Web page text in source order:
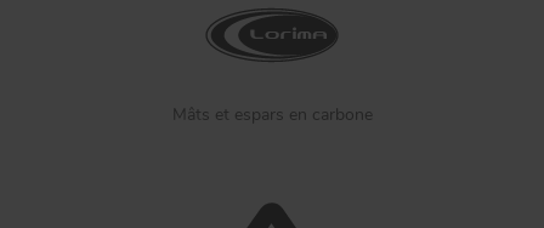
Mâts et espars en carbone